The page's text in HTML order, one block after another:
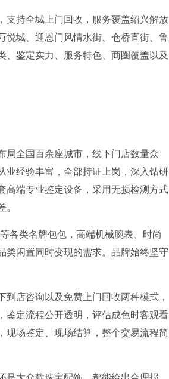
支持全城上门回收，服务覆盖绍兴解放
悦城、迎恩门风情水街、仓桥直街、鲁
鉴定实力、服务特色、商圈覆盖以及
局全国百余座城市，线下门店数量众
业经验丰富，全部持证上岗，深入钻研
高端专业鉴定设备，采用无损检测方式
各类名牌包包，高端机械腕表、时尚
类闲置同时变现的需求。品牌始终坚守
店咨询以及免费上门回收两种模式，
鉴定流程公开透明，评估成色时客观看
现场鉴定、现场结算，整个交易流程简